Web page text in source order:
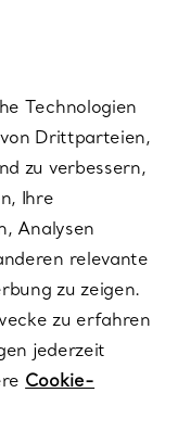
Technologien
von Drittparteien,
zu verbessern,
Ihre
Analysen
relevante
zu zeigen.
zu erfahren
jederzeit
Cookie-